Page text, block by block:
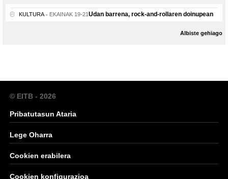
KULTURA EKAINAK 19-21Udan barrena, rock-and-rollaren doinupean
Albiste gehiago
© EITB - 2026
Pribatutasun Ataria
Lege Oharra
Cookien erabilera
Cookien konfigurazioa